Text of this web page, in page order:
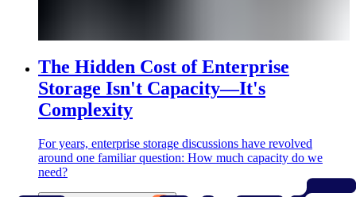
The Hidden Cost of Enterprise
Storage Isn't Capacity—It's
Complexity
For years, enterprise storage discussions have revolved
around one familiar question: How much capacity do we
need?